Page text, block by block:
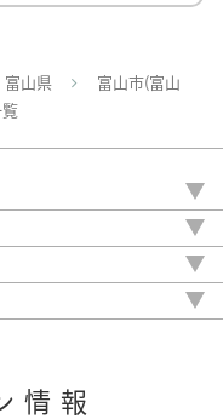
富山県
富山市(富山
情報